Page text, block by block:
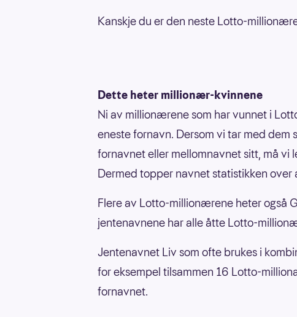
Kanskje du er den neste Lotto-
Dette heter millionær-kvinnene
Ni av millionærene som har vunnet i
eneste fornavn. Dersom vi tar med dem
fornavnet eller mellomnavnet sitt, må
Dermed topper navnet statistikken
Flere av Lotto-millionærene heter også
jentenavnene har alle åtte Lotto-
Jentenavnet Liv som ofte brukes i
for eksempel tilsammen 16 Lotto-
fornavnet.